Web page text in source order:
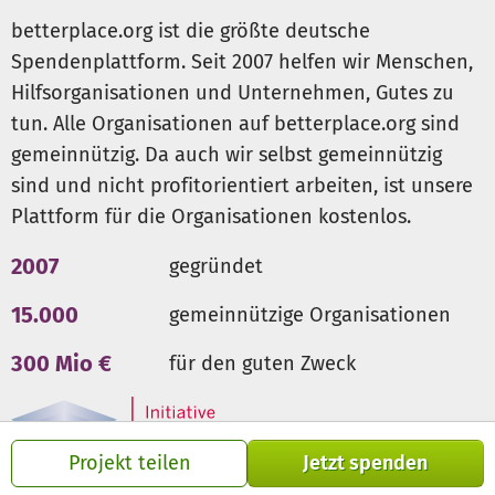
Projekt teilen Jetzt spenden
Tierwohl weltweit durch Tierschutzbildung.
Dozent*innen an Universitäten und Colleges werden
angeleitet, wichtiges Tierwohlwissen an (zukünftige)
Tierärzt*innen und Fachkräfte für Tiergesundheit zu
vermitteln, deren Aus- und Weiterbildung bisher keine
Tierwohl-Aspekte beinhaltete.
Um das langfristige Wirken unserer
Tierschutzmaßnahmen sicherzustellen, ist Bildung
stets eine Kernkomponente unserer Projektarbeit:
Workshops, innerhalb der mobilen Kliniken und durch
die Verbreitung von Informationsmaterialien machen
wir Eselhalter*innen mit den Bedürfnissen ihrer Tiere
eigenständig sichern lernen.
Liebe Tierfreund*innen, wir wollen mit aller Kraft für die
spendet für die treuen Gefährten!
betterplace.org ist die größte deutsche
Spendenplattform. Seit 2007 helfen wir Menschen,
Hilfsorganisationen und Unternehmen, Gutes zu
tun. Alle Organisationen auf betterplace.org sind
gemeinnützig. Da auch wir selbst gemeinnützig
sind und nicht profitorientiert arbeiten, ist unsere
Plattform für die Organisationen kostenlos.
2007 gegründet
15.000 gemeinnützige Organisationen
300 Mio € für den guten Zweck